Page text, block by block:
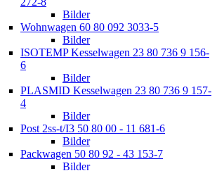
Bilder
Wohnwagen 60 80 092 3033-5
Bilder
ISOTEMP Kesselwagen 23 80 736 9 156-
6
Bilder
PLASMID Kesselwagen 23 80 736 9 157-
4
Bilder
Post 2ss-t/I3 50 80 00 - 11 681-6
Bilder
Packwagen 50 80 92 - 43 153-7
Bilder